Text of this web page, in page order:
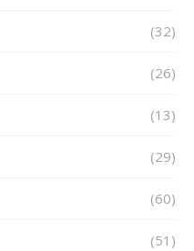
(32)
(26)
(13)
(29)
(60)
(51)